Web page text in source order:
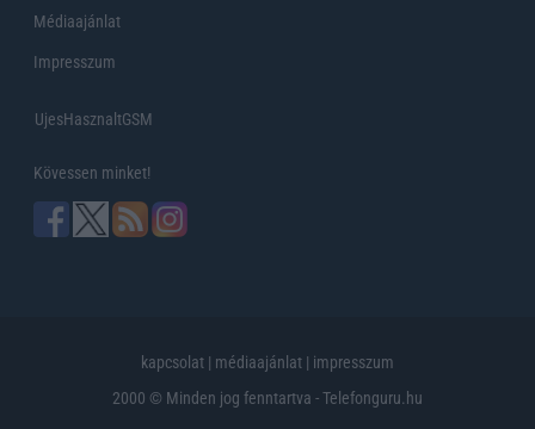
Médiaajánlat
Impresszum
UjesHasznaltGSM
Kövessen minket!
kapcsolat | médiaajánlat | impresszum
2000 © Minden jog fenntartva - Telefonguru.hu